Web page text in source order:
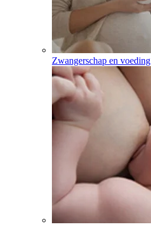
Zwangerschap en voeding